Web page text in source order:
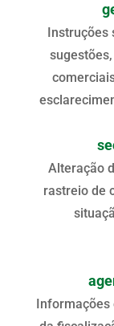
Instruções
Alteração
rastreio de
Informações